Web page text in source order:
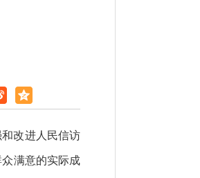
改进人民信访
满意的实际成